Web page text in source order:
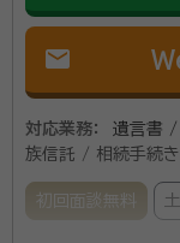
mail
対応業務：
遺言書
族信託 / 相続手続
初回面談無料